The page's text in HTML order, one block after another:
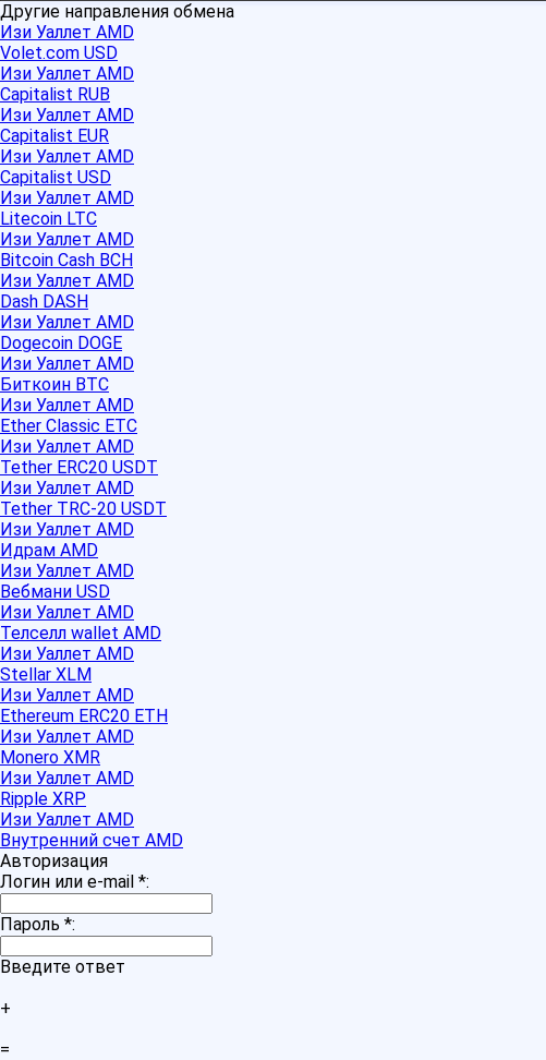
Другие направления обмена
Изи Уаллет AMD
Volet.com USD
Изи Уаллет AMD
Capitalist RUB
Изи Уаллет AMD
Capitalist EUR
Изи Уаллет AMD
Capitalist USD
Изи Уаллет AMD
Litecoin LTC
Изи Уаллет AMD
Bitcoin Cash BCH
Изи Уаллет AMD
Dash DASH
Изи Уаллет AMD
Dogecoin DOGE
Изи Уаллет AMD
Биткоин BTC
Изи Уаллет AMD
Ether Classic ETC
Изи Уаллет AMD
Tether ERC20 USDT
Изи Уаллет AMD
Tether TRC-20 USDT
Изи Уаллет AMD
Идрам AMD
Изи Уаллет AMD
Вебмани USD
Изи Уаллет AMD
Телселл wallet AMD
Изи Уаллет AMD
Stellar XLM
Изи Уаллет AMD
Ethereum ERC20 ETH
Изи Уаллет AMD
Monero XMR
Изи Уаллет AMD
Ripple XRP
Изи Уаллет AMD
Внутренний счет AMD
Авторизация
Логин или e-mail *:
Пароль *:
Введите ответ
+
=